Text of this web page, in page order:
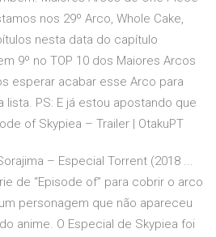
nos 29º Arco, Whole Cake,
nesta data do capítulo
9º no TOP 10 dos Maiores Arcos
esperar acabar esse Arco para
PS: E já estou apostando que
of Skypiea – Trailer | OtakuPT
– Especial Torrent (2018 ...
de “Episode of” para cobrir o arco
personagem que não apareceu
anime. O Especial de Skypiea foi